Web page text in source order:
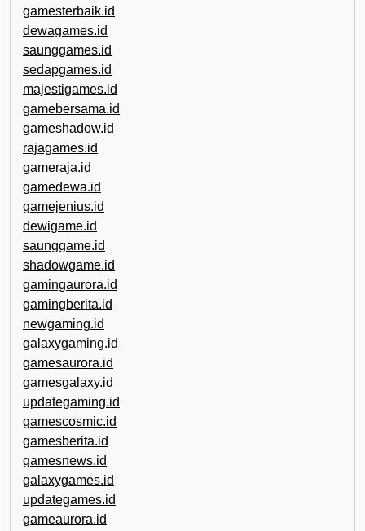
gamesterbaik.id
dewagames.id
saunggames.id
sedapgames.id
majestigames.id
gamebersama.id
gameshadow.id
rajagames.id
gameraja.id
gamedewa.id
gamejenius.id
dewigame.id
saunggame.id
shadowgame.id
gamingaurora.id
gamingberita.id
newgaming.id
galaxygaming.id
gamesaurora.id
gamesgalaxy.id
updategaming.id
gamescosmic.id
gamesberita.id
gamesnews.id
galaxygames.id
updategames.id
gameaurora.id